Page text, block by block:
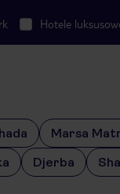
Hotele
Marsa
Djerba